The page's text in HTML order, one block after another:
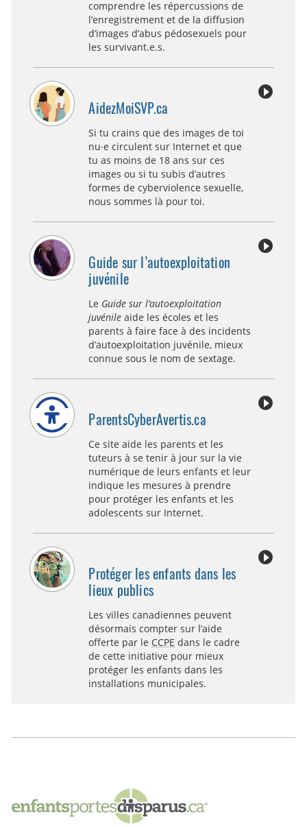
comprendre les répercussions de
l’enregistrement et de la diffusion
d’images d’abus pédosexuels pour
les survivant.e.s.
AidezMoiSVP.ca
Si tu crains que des images de toi
nu·e circulent sur Internet et que
tu as moins de 18 ans sur ces
images ou si tu subis d’autres
formes de cyberviolence sexuelle,
nous sommes là pour toi.
Guide sur l’autoexploitation
juvénile
Le Guide sur l’autoexploitation
juvénile aide les écoles et les
parents à faire face à des incidents
d’autoexploitation juvénile, mieux
connue sous le nom de sextage.
ParentsCyberAvertis.ca
Ce site aide les parents et les
tuteurs à se tenir à jour sur la vie
numérique de leurs enfants et leur
indique les mesures à prendre
pour protéger les enfants et les
adolescents sur Internet.
Protéger les enfants dans les
lieux publics
Les villes canadiennes peuvent
désormais compter sur l’aide
offerte par le CCPE dans le cadre
de cette initiative pour mieux
protéger les enfants dans les
installations municipales.
EnfantsPortesDisparus.ca